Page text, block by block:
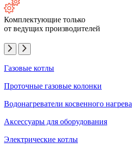
Комплектующие только
от ведущих производителей
Газовые котлы
Проточные газовые колонки
Водонагреватели косвенного нагрева
Аксессуары для оборудования
Электрические котлы